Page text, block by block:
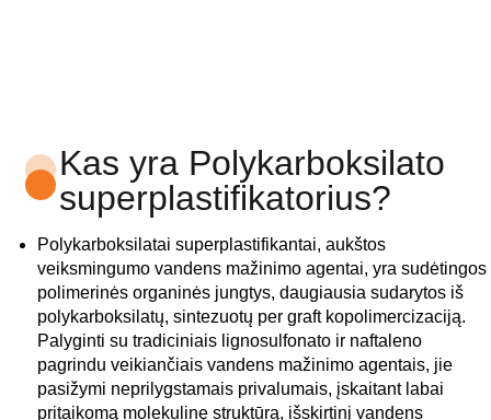
Kas yra Polykarboksilato
superplastifikatorius?
Polykarboksilatai superplastifikantai, aukštos
veiksmingumo vandens mažinimo agentai, yra sudėtingos
polimerinės organinės jungtys, daugiausia sudarytos iš
polykarboksilatų, sintezuotų per graft kopolimercizaciją.
Palyginti su tradiciniais lignosulfonato ir naftaleno
pagrindu veikiančiais vandens mažinimo agentais, jie
pasižymi neprilygstamais privalumais, įskaitant labai
pritaikomą molekulinę struktūrą, išskirtinį vandens